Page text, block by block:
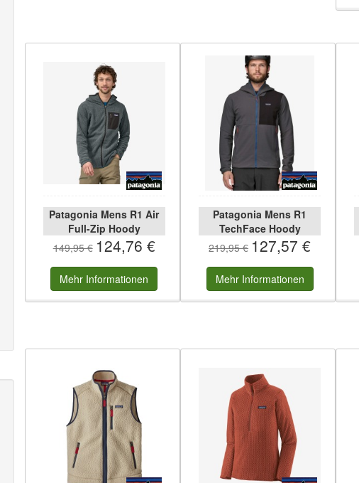
Patagonia Mens R1 Air
Full-Zip Hoody
149,95 € 124,76 €
Mehr Informationen
Patagonia Mens R1
TechFace Hoody
219,95 € 127,57 €
MehrInformationen